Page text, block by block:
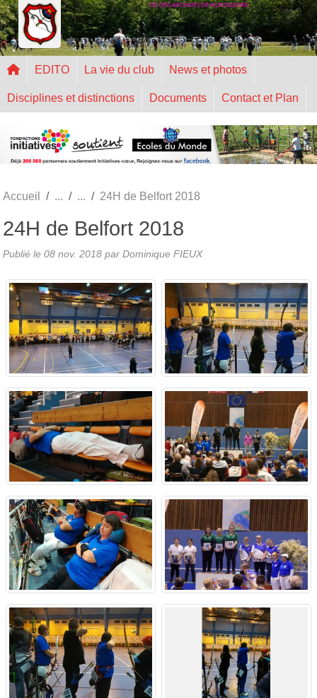
CIE DES ARCHERS DE MONTALEGRE
EDITO La vie du club News et photos
Disciplines et distinctions Documents Contact et Plan
Accueil 24H de Belfort 2018
24H de Belfort 2018
Publié le 08 nov. 2018 par Dominique FIEUX
Panneau de gestion des cookies